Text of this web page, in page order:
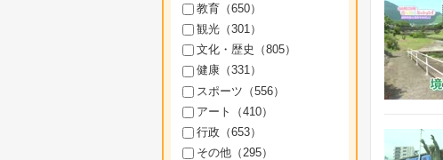
教育（650）
観光（301）
文化・歴史（805）
健康（331）
スポーツ（556）
アート（410）
行政（653）
その他（ 295）